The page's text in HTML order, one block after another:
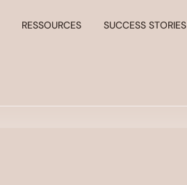
RESSOURCES SUCCESS STORIES